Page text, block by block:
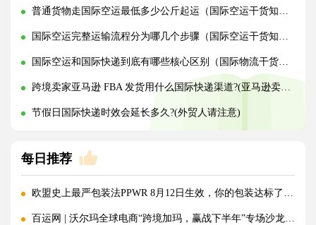
普通货物走国际空运最低多少公斤起运（国际空运干货知识分享）
国际空运完整运输流程分为哪几个步骤（国际空运干货知识分享）
国际空运和国际快递到底有哪些核心区别（国际物流干货知识分享）
跨境卖家亚马逊 FBA 发货用什么国际快递渠道?(亚马逊卖家必看篇)
节假日国际快递时效会延长多久?(外贸人请注意)
每日推荐
欧盟史上最严包装法PPWR 8月12日生效，你的包装达标了吗？
百运网 | 沃尔玛全球电商“跨境加玛，赢战下半年”专场沙龙圆满收官!